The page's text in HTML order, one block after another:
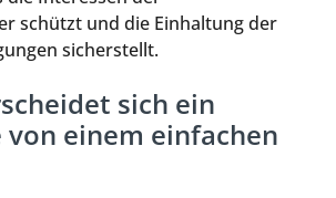
schützt und die Einhaltung der
sicherstellt.
sich ein
einem einfachen